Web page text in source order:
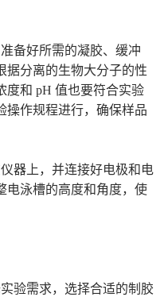
备好所需的凝胶、缓冲
据分离的生物大分子的性
度和 pH 值也要符合实验
操作规程进行，确保样品
器上，并连接好电极和电
电泳槽的高度和角度，使
验需求，选择合适的制胶